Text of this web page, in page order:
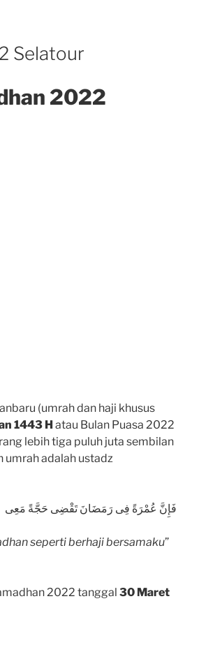
Selatour
2022
(umrah dan haji khusus
1443 H atau Bulan Puasa 2022
lebih tiga puluh juta sembilan
umrah adalah ustadz
فَإِنَّ عُمْرَةً فِى رَمَضَانَ تَقْضِى حَجَّةً مَعِى
seperti berhaji bersamaku”
2022 tanggal 30 Maret